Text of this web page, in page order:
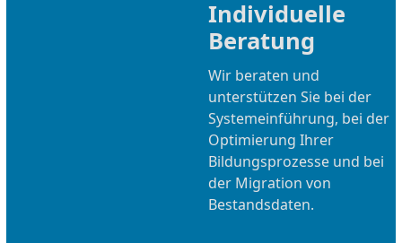
Individuelle
Beratung
Wir beraten und
unterstützen Sie bei der
Systemeinführung, bei der
Optimierung Ihrer
Bildungsprozesse und bei
der Migration von
Bestandsdaten.